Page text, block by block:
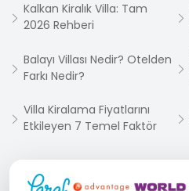
Kalkan Kiralık Villa: Tam
2026 Rehberi
Balayı Villası Nedir? Otelden
Farkı Nedir?
Villa Kiralama Fiyatlarını
Etkileyen 7 Temel Faktör